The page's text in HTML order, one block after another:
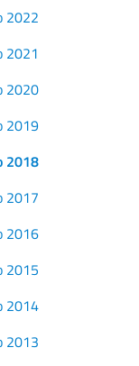
2022
2021
2020
2019
2018
2017
2016
2015
2014
2013